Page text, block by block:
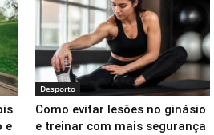
e
Desporto
Como evitar lesões no ginásio
e treinar com mais segurança